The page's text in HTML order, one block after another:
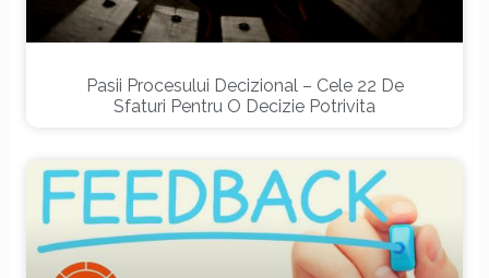
Pasii Procesului Decizional – Cele 22 De
Sfaturi Pentru O Decizie Potrivita